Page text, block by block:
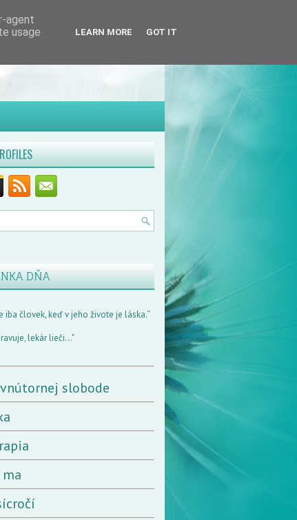
DŇA
iba človek, keď v jeho živote je láska.“
lekár lieči..."
slobode
agent
usage
LEARN MORE GOT IT